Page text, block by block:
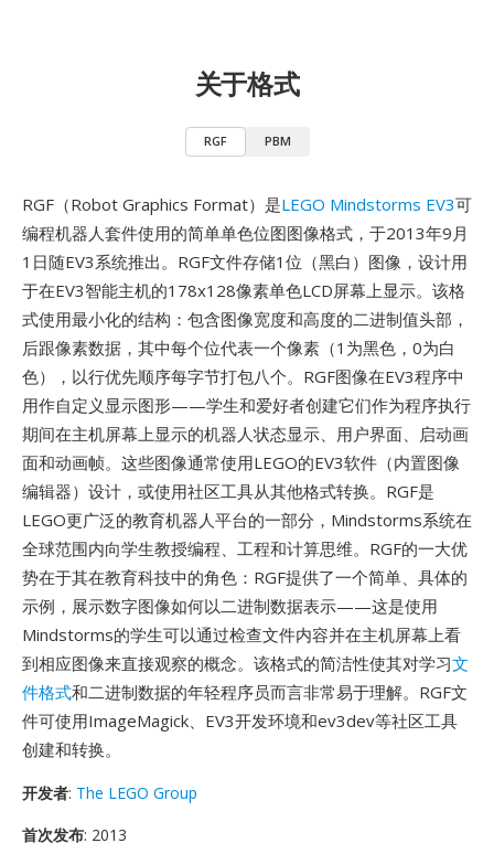
关于格式
RGF PBM
RGF（Robot Graphics Format）是LEGO Mindstorms EV3可
编程机器人套件使用的简单单色位图图像格式，于2013年9月
1日随EV3系统推出。RGF文件存储1位（黑白）图像，设计用
于在EV3智能主机的178x128像素单色LCD屏幕上显示。该格
式使用最小化的结构：包含图像宽度和高度的二进制值头部，
后跟像素数据，其中每个位代表一个像素（1为黑色，0为白
色），以行优先顺序每字节打包八个。RGF图像在EV3程序中
用作自定义显示图形——学生和爱好者创建它们作为程序执行
期间在主机屏幕上显示的机器人状态显示、用户界面、启动画
面和动画帧。这些图像通常使用LEGO的EV3软件（内置图像
编辑器）设计，或使用社区工具从其他格式转换。RGF是
LEGO更广泛的教育机器人平台的一部分，Mindstorms系统在
全球范围内向学生教授编程、工程和计算思维。RGF的一大优
势在于其在教育科技中的角色：RGF提供了一个简单、具体的
示例，展示数字图像如何以二进制数据表示——这是使用
Mindstorms的学生可以通过检查文件内容并在主机屏幕上看
到相应图像来直接观察的概念。该格式的简洁性使其对学习文
件格式和二进制数据的年轻程序员而言非常易于理解。RGF文
件可使用ImageMagick、EV3开发环境和ev3dev等社区工具
创建和转换。
开发者: The LEGO Group
首次发布: 2013